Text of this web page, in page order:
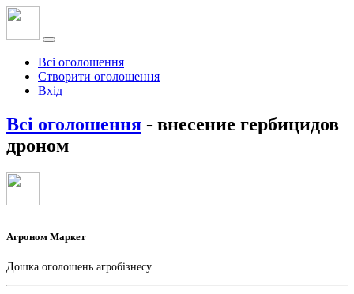
Всі оголошення
Створити оголошення
Вхід
Всі оголошення - внесение гербицидов
дроном
Агроном Маркет
Дошка оголошень агробізнесу